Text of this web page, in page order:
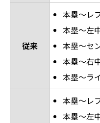
従来
本塁～レ
本塁～左
本塁～セ
本塁～右
本塁～ラ
本塁～レ
本塁～左